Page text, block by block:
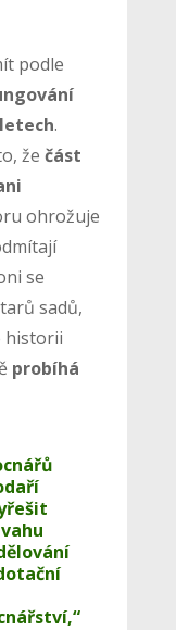
podle
.
že část
ohrožuje
se
sadů,
historii
probíhá